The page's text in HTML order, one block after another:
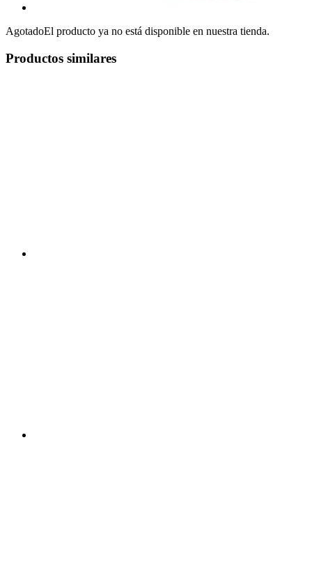
AgotadoEl producto ya no está disponible en nuestra tienda.
Productos similares